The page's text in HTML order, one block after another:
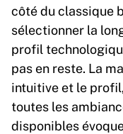
côté du classique
sélectionner la
profil
pas en reste. La
intuitive et le
toutes les
disponibles